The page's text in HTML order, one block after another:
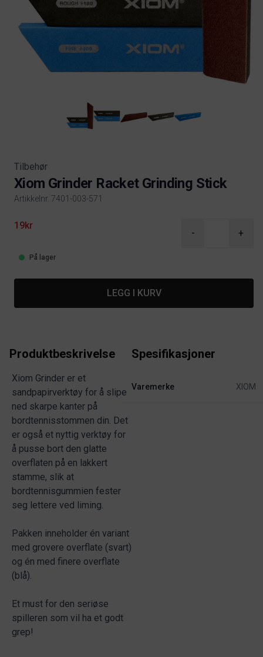
Tilbehør
Xiom Grinder Racket Grinding Stick
Artikkelnr. 7401-003-571
Product information
19kr
- +
På lager
LEGG I KURV
Produktbeskrivelse
Xiom Grinder er et
sandpapirverktøy for å slipe
ned skarpe kanter på
bordtennisstommen din. Det
er også et nyttig verktøy for
å pusse bort den glatte
overflaten på en lakkert
stamme, slik at
bordtennisgummien fester
seg lettere ved liming.
Pakken inneholder én variant
med grovere overflate (svart)
og én med finere overflate
(blå).
Et must for den seriøse
spilleren som vil ha et godt
grep!
Spesifikasjoner
Varemerke XIOM